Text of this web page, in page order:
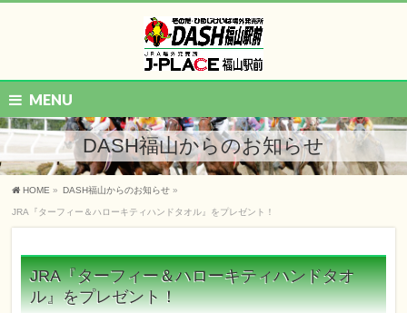
MENU
DASH福山からのお知らせ
HOME » DASH福山からのお知らせ »
JRA『ターフィー＆ハローキティハンドタオル』をプレゼント！
JRA『ターフィー＆ハローキティハンドタオ
ル』をプレゼント！